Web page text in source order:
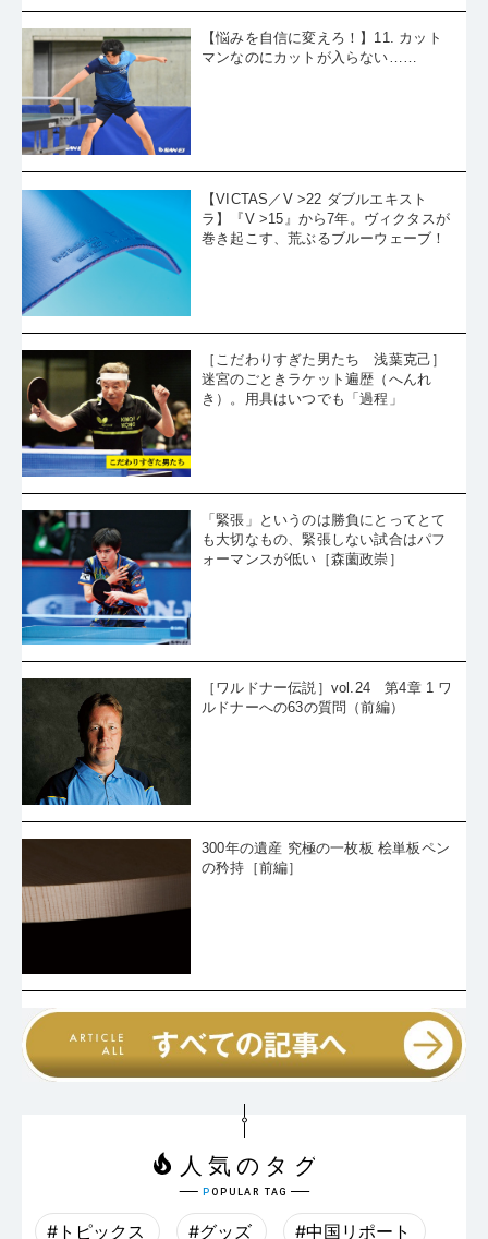
【悩みを自信に変えろ！】11. カット
マンなのにカットが入らない……
【VICTAS／V >22 ダブルエキスト
ラ】『V >15』から7年。ヴィクタスが
巻き起こす、荒ぶるブルーウェーブ！
［こだわりすぎた男たち 浅葉克己］
迷宮のごときラケット遍歴（へんれ
き）。用具はいつでも「過程」
「緊張」というのは勝負にとってとて
も大切なもの、緊張しない試合はパフ
ォーマンスが低い［森薗政崇］
［ワルドナー伝説］vol.24 第4章 1 ワ
ルドナーへの63の質問（前編）
300年の遺産 究極の一枚板 桧単板ペン
の矜持［前編］
#トピックス #グッズ #中国リポート